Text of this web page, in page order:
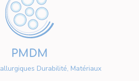
PMDM
Durabilité, Matériaux